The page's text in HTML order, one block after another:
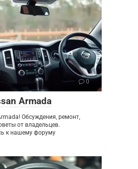
0
Armada
Обсуждения, ремонт,
от владельцев.
к нашему форуму